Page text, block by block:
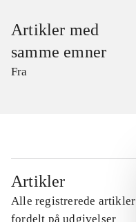
Artikler med
samme emner
Fra
Artikler
Alle registrerede artikler
fordelt på udgivelser